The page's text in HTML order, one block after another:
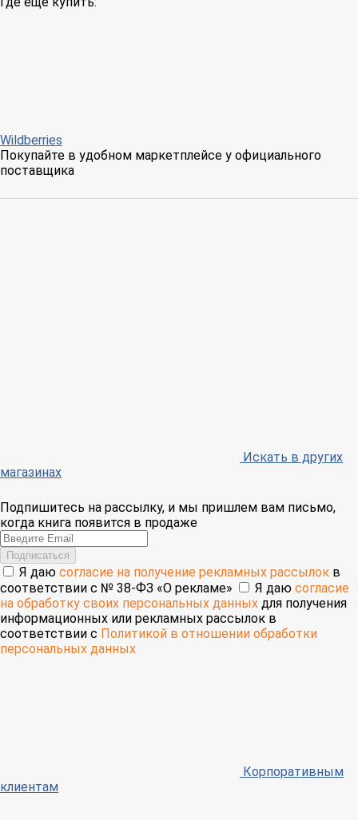
Wildberries
Покупайте в удобном маркетплейсе у официального
поставщика
Искать в других
магазинах
Подпишитесь на рассылку, и мы пришлем вам письмо,
когда книга появится в продаже
Email
Подписаться
Я даю согласие на получение рекламных рассылок в
соответствии с № 38-ФЗ «О рекламе»
Я даю согласие
на обработку своих персональных данных для получения
информационных или рекламных рассылок в
соответствии с Политикой в отношении обработки
персональных данных
Корпоративным
клиентам